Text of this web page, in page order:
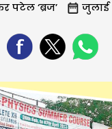
पटेल ‘ब्रज’ जुलाई